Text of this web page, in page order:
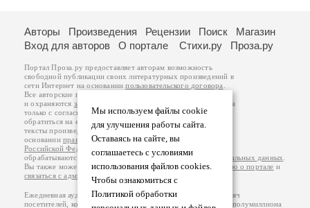
Мы используем файлы cookie
для улучшения работы сайта.
Оставаясь на сайте, вы
соглашаетесь с условиями
использования файлов cookies.
Чтобы ознакомиться с
Политикой обработки
Авторы Произведения Рецензии Поиск
Магазин
Вход для авторов
О портале Стихи.ру Проза.ру
Портал Проза.ру предоставляет авторам возможность
свободной публикации своих литературных произведений в
сети Интернет на основаниипользовательского договора
Все авторские права на произведения принадлежат авторам
и охраняются законом
. Перепечатка произведений возможна
только с согласия его автора, к которому вы можете
обратиться на его авторской странице. Ответственность за
тексты произведений авторы несут самостоятельно на
основанииправил публикацииизаконодательства
Российской Федерации
обрабатываются на основанииПолитики обработки персональных данных
Вы также можете посмотреть более подробнуюинформацию о портале и
связаться с администрацией
Ежедневная аудитория портала Проза.ру – порядка 100 тысяч
посетителей, которые в общей сумме просматривают более полумиллиона